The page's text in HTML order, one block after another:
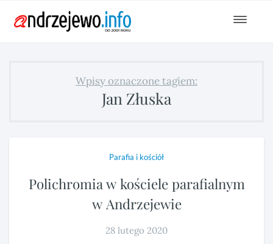
Toggle
Wpisy oznaczone tagiem:
Jan Złuska
Parafia i kościół
Polichromia w kościele parafialnym
w Andrzejewie
28 lutego 2020